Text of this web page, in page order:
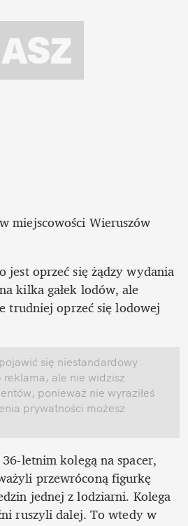
miejscowości Wieruszów
jest oprzeć się żądzy wydania
kilka gałek lodów, ale
trudniej oprzeć się lodowej
się niestandardowy
reklama, ale nie widzisz
ponieważ nie wyraziłeś
prywatności możesz
letnim kolegą na spacer,
przewróconą figurkę
jednej z lodziarni. Kolega
ruszyli dalej. To wtedy w